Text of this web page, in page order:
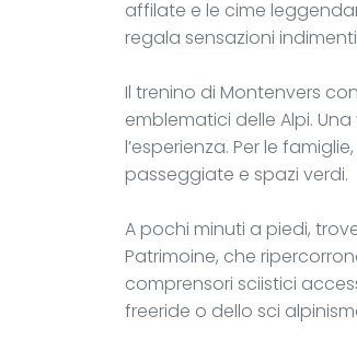
affilate e le cime
regala sensazioni
Il trenino di Montenvers
emblematici delle Alpi.
l’esperienza. Per le
passeggiate e spazi verdi.
A pochi minuti a piedi,
Patrimoine, che
comprensori sciistici
freeride o dello sci